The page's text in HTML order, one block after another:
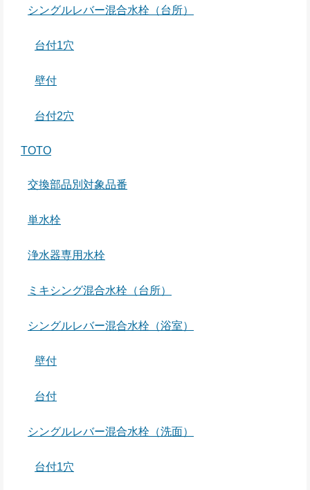
シングルレバー混合水栓（台所）
台付1穴
壁付
台付2穴
TOTO
交換部品別対象品番
単水栓
浄水器専用水栓
ミキシング混合水栓（台所）
シングルレバー混合水栓（浴室）
壁付
台付
シングルレバー混合水栓（洗面）
台付1穴